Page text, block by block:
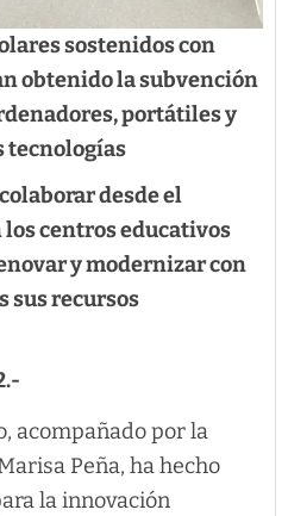
sostenidos con
obtenido la subvención
portátiles y
tecnologías
desde el
centros educativos
y modernizar con
sus recursos
acompañado por la
Peña, ha hecho
la innovación